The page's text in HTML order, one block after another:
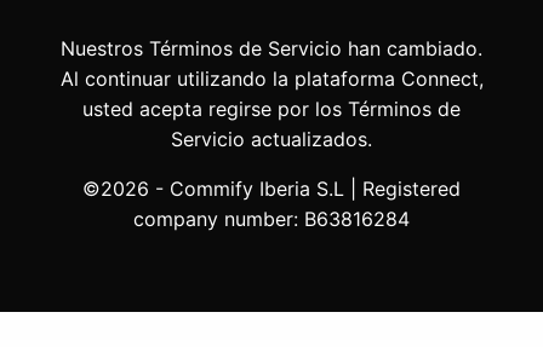
Nuestros Términos de Servicio han cambiado.
Al continuar utilizando la plataforma Connect,
usted acepta regirse por los Términos de
Servicio actualizados.
©2026 - Commify Iberia S.L | Registered
company number: B63816284